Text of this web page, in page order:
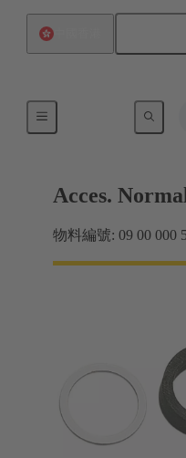
Acces.
物料編號: 09 00 000